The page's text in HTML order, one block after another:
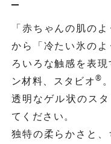
「赤ちゃんの肌の
から「冷たい氷の
ろいろな触感を表
ン材料、スタビオ®。
透明なゲル状のス
てください。
独特の柔らかさと